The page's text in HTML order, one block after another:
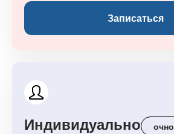
Записаться
Индивидуально очно